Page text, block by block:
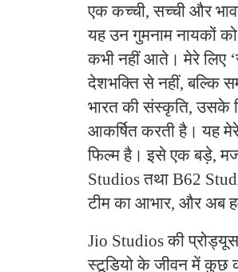
एक कच्ची, सच्ची और
यह उन गुमनाम नायकों
कभी नहीं आते। मेरे लिए
देशभक्ति से नहीं, बल्कि
भारत की संस्कृति, उसके
आकर्षित करती है। यह
फिल्म है। इसे एक बड़े,
Studios तथा B62
टीम का आभार, और अब
Jio Studios की
स्टूडियो के जीवन में कुछ